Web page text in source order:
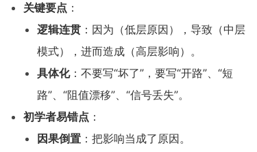
关键要点 ：
逻辑连贯 ：因为（低层原因），导致（中层
模式），进而造成（高层影响）。
具体化：不要写“坏了”，要写“开路”、“短
路”、“阻值漂移”、“信号丢失”。
初学者易错点 ：
因果倒置 ：把影响当成了原因。